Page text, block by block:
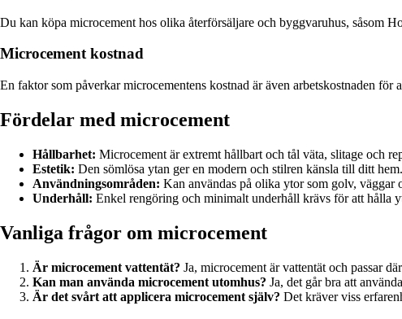
Du kan köpa microcement hos olika återförsäljare och byggvaruhus, såsom
Microcement kostnad
En faktor som påverkar microcementens kostnad är även arbetskostnaden
Fördelar med microcement
Hållbarhet: Microcement är extremt hållbart och tål väta, slitage och
Estetik: Den sömlösa ytan ger en modern och stilren känsla till ditt hem.
Användningsområden: Kan användas på olika ytor som golv, väggar
Underhåll: Enkel rengöring och minimalt underhåll krävs för att hålla
Vanliga frågor om microcement
Är microcement vattentät? Ja, microcement är vattentät och passar
Kan man använda microcement utomhus? Ja, det går bra att
Är det svårt att applicera microcement själv? Det kräver viss